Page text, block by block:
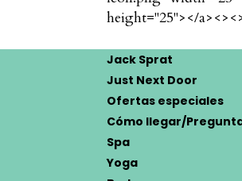
height="25"></a><><
Jack Sprat
Just Next Door
Ofertas especiales
Cómo llegar/
Spa
Yoga